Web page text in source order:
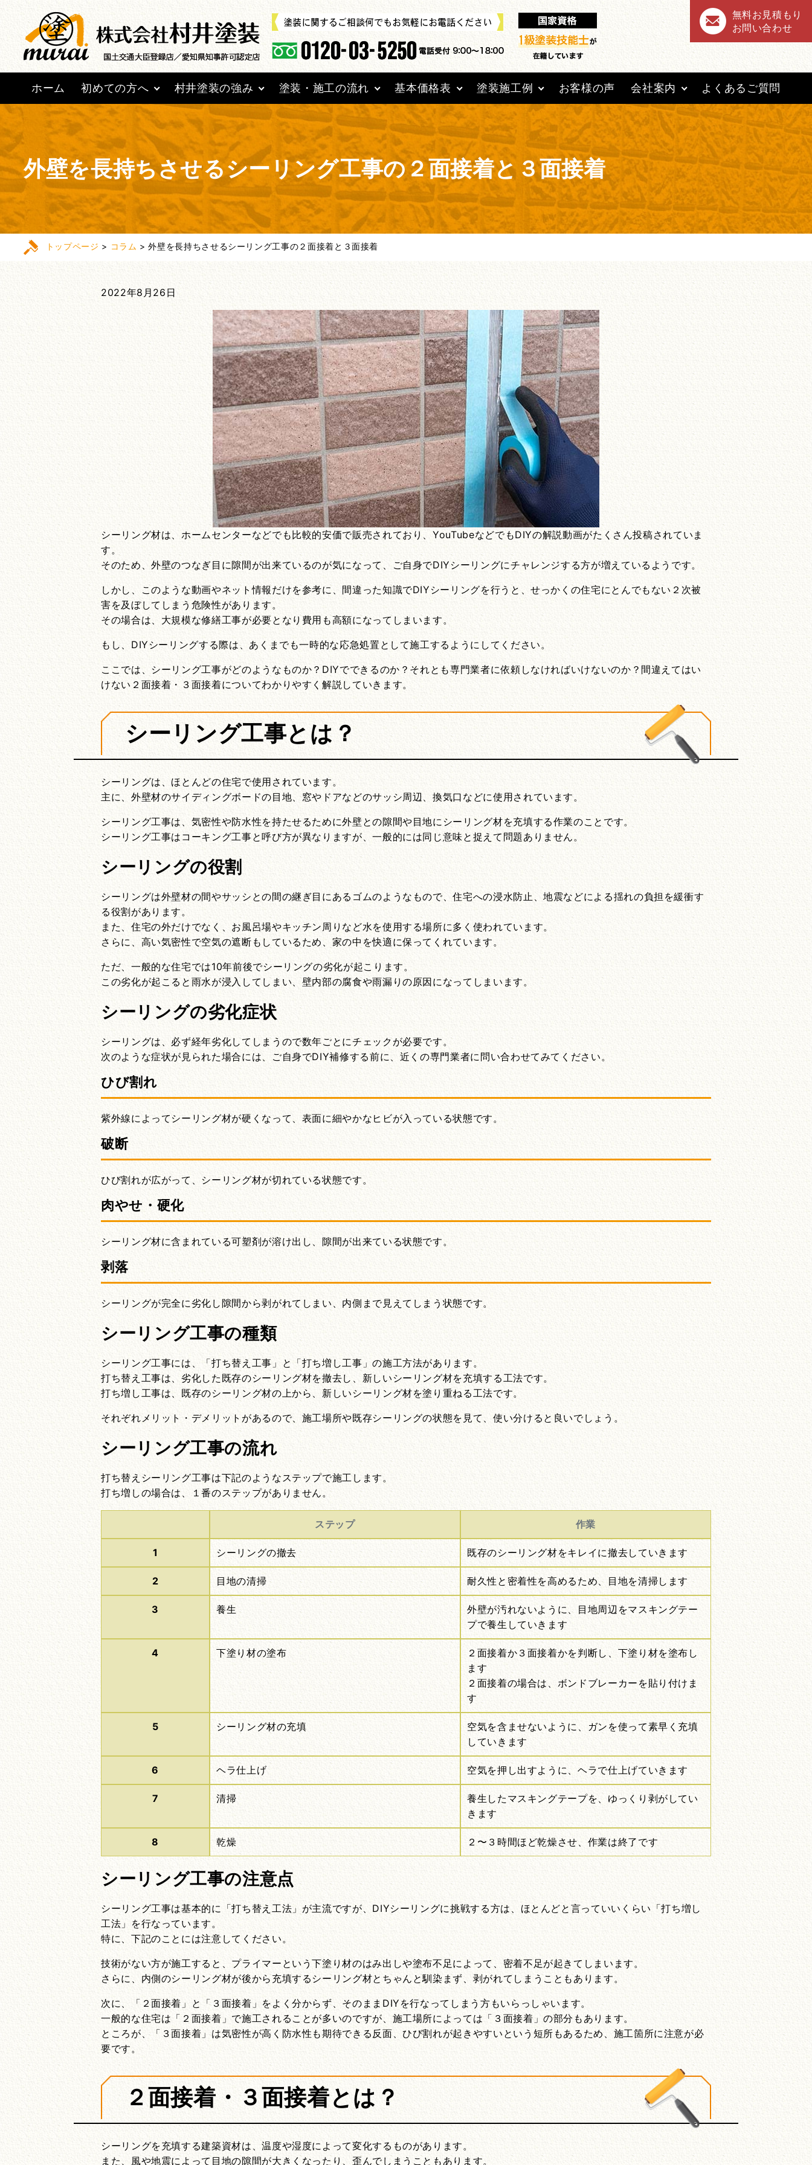
無料お見積もり
お問い合わせ
ホーム 初めての方へ 村井塗装の強み 塗装・施工の流れ 基本価格表 塗装施工例 お客様の声 会社案内 よくあるご質問
外壁を長持ちさせるシーリング工事の２面接着と３面接着
トップページ > コラム >外壁を長持ちさせるシーリング工事の２面接着と３面接着
2022年8月26日
シーリング材は、ホームセンターなどでも比較的安価で販売されており、YouTubeなどでもDIYの解説動画がたくさん投稿されていま
す。
そのため、外壁のつなぎ目に隙間が出来ているのが気になって、ご自身でDIYシーリングにチャレンジする方が増えているようです。
しかし、このような動画やネット情報だけを参考に、間違った知識でDIYシーリングを行うと、せっかくの住宅にとんでもない２次被
害を及ぼしてしまう危険性があります。
その場合は、大規模な修繕工事が必要となり費用も高額になってしまいます。
もし、DIYシーリングする際は、あくまでも一時的な応急処置として施工するようにしてください。
ここでは、シーリング工事がどのようなものか？DIYでできるのか？それとも専門業者に依頼しなければいけないのか？間違えてはい
けない２面接着・３面接着についてわかりやすく解説していきます。
シーリング工事とは？
シーリングは、ほとんどの住宅で使用されています。
主に、外壁材のサイディングボードの目地、窓やドアなどのサッシ周辺、換気口などに使用されています。
シーリング工事は、気密性や防水性を持たせるために外壁との隙間や目地にシーリング材を充填する作業のことです。
シーリング工事はコーキング工事と呼び方が異なりますが、一般的には同じ意味と捉えて問題ありません。
シーリングの役割
シーリングは外壁材の間やサッシとの間の継ぎ目にあるゴムのようなもので、住宅への浸水防止、地震などによる揺れの負担を緩衝す
る役割があります。
また、住宅の外だけでなく、お風呂場やキッチン周りなど水を使用する場所に多く使われています。
さらに、高い気密性で空気の遮断もしているため、家の中を快適に保ってくれています。
ただ、一般的な住宅では10年前後でシーリングの劣化が起こります。
この劣化が起こると雨水が浸入してしまい、壁内部の腐食や雨漏りの原因になってしまいます。
シーリングの劣化症状
シーリングは、必ず経年劣化してしまうので数年ごとにチェックが必要です。
次のような症状が見られた場合には、ご自身でDIY補修する前に、近くの専門業者に問い合わせてみてください。
ひび割れ
紫外線によってシーリング材が硬くなって、表面に細やかなヒビが入っている状態です。
破断
ひび割れが広がって、シーリング材が切れている状態です。
肉やせ・硬化
シーリング材に含まれている可塑剤が溶け出し、隙間が出来ている状態です。
剥落
シーリングが完全に劣化し隙間から剥がれてしまい、内側まで見えてしまう状態です。
シーリング工事の種類
シーリング工事には、「打ち替え工事」と「打ち増し工事」の施工方法があります。
打ち替え工事は、劣化した既存のシーリング材を撤去し、新しいシーリング材を充填する工法です。
打ち増し工事は、既存のシーリング材の上から、新しいシーリング材を塗り重ねる工法です。
それぞれメリット・デメリットがあるので、施工場所や既存シーリングの状態を見て、使い分けると良いでしょう。
シーリング工事の流れ
打ち替えシーリング工事は下記のようなステップで施工します。
打ち増しの場合は、１番のステップがありません。
ステップ 作業
1 シーリングの撤去 既存のシーリング材をキレイに撤去していきます
2 目地の清掃 耐久性と密着性を高めるため、目地を清掃します
3 養生
外壁が汚れないように、目地周辺をマスキングテー
プで養生していきます
4 下塗り材の塗布
２面接着か３面接着かを判断し、下塗り材を塗布し
ます
２面接着の場合は、ボンドブレーカーを貼り付けま
す
5 シーリング材の充填
空気を含ませないように、ガンを使って素早く充填
していきます
6 ヘラ仕上げ 空気を押し出すように、ヘラで仕上げていきます
7 清掃
養生したマスキングテープを、ゆっくり剥がしてい
きます
8 乾燥 ２〜３時間ほど乾燥させ、作業は終了です
シーリング工事の注意点
シーリング工事は基本的に「打ち替え工法」が主流ですが、DIYシーリングに挑戦する方は、ほとんどと言っていいくらい「打ち増し
工法」を行なっています。
特に、下記のことには注意してください。
技術がない方が施工すると、プライマーという下塗り材のはみ出しや塗布不足によって、密着不足が起きてしまいます。
さらに、内側のシーリング材が後から充填するシーリング材とちゃんと馴染まず、剥がれてしまうこともあります。
次に、「２面接着」と「３面接着」をよく分からず、そのままDIYを行なってしまう方もいらっしゃいます。
一般的な住宅は「２面接着」で施工されることが多いのですが、施工場所によっては「３面接着」の部分もあります。
ところが、「３面接着」は気密性が高く防水性も期待できる反面、ひび割れが起きやすいという短所もあるため、施工箇所に注意が必
要です。
２面接着・３面接着とは？
シーリングを充填する建築資材は、温度や湿度によって変化するものがあります。
また、風や地震によって目地の隙間が大きくなったり、歪んでしまうこともあります。